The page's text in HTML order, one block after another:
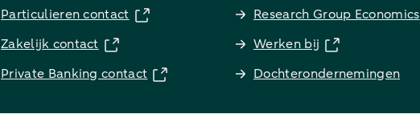
Particulieren contact
Zakelijk contact
Private Banking contact
Research Group Economics
Werken bij
Dochterondernemingen